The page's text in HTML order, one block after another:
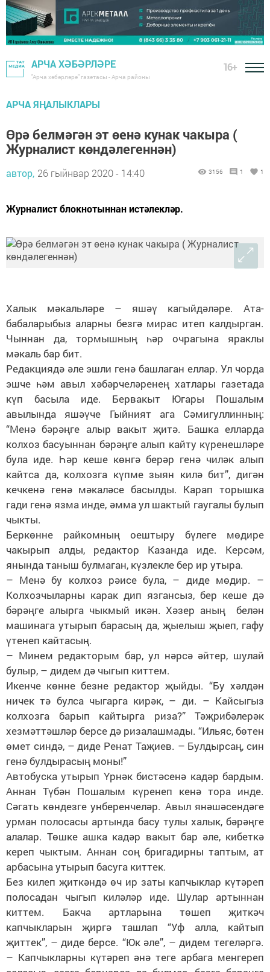
АРЧА ХӘБӘРЛӘРЕ
"Арча хәбәрләре" газетасы - Арча районы
16+
АРЧА ЯҢАЛЫКЛАРЫ
Өрә белмәгән эт өенә кунак чакыра (
Журналист көндәлегеннән)
автор, 26 гыйнвар 2020 - 14:40 3156 1 1
Журналист блокнотыннан истәлекләр.
Халык мәкальләре – яшәү кагыйдәләре. Ата-
бабаларыбыз аларны безгә мирас итеп калдырган.
Чыннан да, тормышның һәр очрагына яраклы
мәкаль бар бит.
Редакциядә әле эшли генә башлаган еллар. Ул чорда
эшче һәм авыл хәбәрчеләренең хатлары газетада
күп басыла иде. Бервакыт Югары Пошалым
авылында яшәүче Гыйният ага Сәмигуллинның:
“Менә бәрәңге алыр вакыт җитә. Башка елларда
колхоз басуыннан бәрәңге алып кайту күренешләре
була иде. Һәр кеше көнгә берәр генә чиләк алып
кайтса да, колхозга күпме зыян килә бит”, дигән
кечкенә генә мәкаләсе басылды. Карап торышка
гади генә язма инде, әмма ул шактый гаугалы булып
чыкты.
Беркөнне райкомның оештыру бүлеге мөдире
чакырып алды, редактор Казанда иде. Керсәм,
янында таныш булмаган, күзлекле бер ир утыра.
– Менә бу колхоз рәисе була, – диде мөдир. –
Колхозчыларны карак дип язгансыз, бер кеше дә
бәрәңге алырга чыкмый икән. Хәзер аның белән
машинага утырып барасың да, җыелыш җыеп, гафу
үтенеп кайтасың.
– Минем редакторым бар, ул нәрсә әйтер, шулай
булыр, – дидем дә чыгып киттем.
Икенче көнне безне редактор җыйды. “Бу хәлдән
ничек тә булса чыгарга кирәк, – ди. – Кайсыгыз
колхозга барып кайтырга риза?” Тәҗрибәлерәк
хезмәттәшләр берсе дә ризалашмады. “Ильяс, бөтен
өмет синдә, – диде Ренат Таҗиев. – Булдырсаң, син
генә булдырасың моны!”
Автобуска утырып Үрнәк бистәсенә кадәр бардым.
Аннан Түбән Пошалым күренеп кенә тора инде.
Сәгать көндезге унберенчеләр. Авыл янәшәсендәге
урман полосасы артында басу тулы халык, бәрәңге
алалар. Төшке ашка кадәр вакыт бар әле, кибеткә
кереп чыктым. Аннан соң бригадирны таптым, ат
арбасына утырып басуга киттек.
Без килеп җиткәндә өч ир заты капчыклар күтәреп
полосадан чыгып киләләр иде. Шулар артыннан
киттем. Бакча артларына төшеп җиткәч
капчыкларын җиргә ташлап “Уф алла, кайтып
җиттек”, – диде берсе. “Юк әле”, – дидем тегеләргә.
– Капчыкларны күтәреп әнә теге арбага менгереп